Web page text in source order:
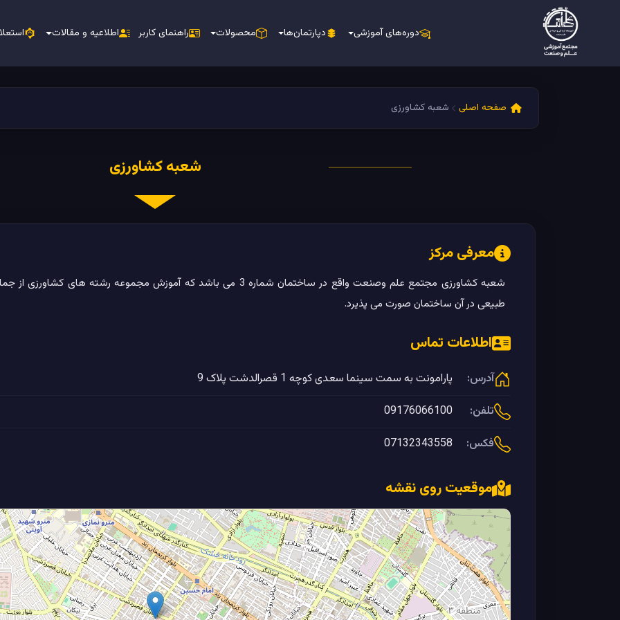
دوره‌های آموزشی دپارتمان‌ها محصولات راهنمای کاربر اطلاعیه و مقالات
صفحه اصلی شعبه کشاورزی
شعبه کشاورزی
معرفی مرکز
شعبه کشاورزی مجتمع علم وصنعت واقع در ساختمان شماره 3 می باشد که آموزش مجموعه
طبیعی در آن ساختمان صورت می پذیرد.
اطلاعات تماس
آدرس:
پارامونت به سمت سینما سعدی کوچه 1 قصرالدشت پلاک 9
تلفن:
09176066100
فکس:
07132343558
موقعیت روی نقشه